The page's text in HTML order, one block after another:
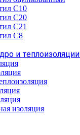
С10
С20
С21
С8
и теплоизоляции
изоляция